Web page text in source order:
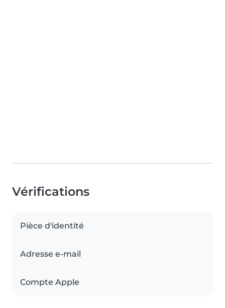
Vérifications
Pièce d'identité
Adresse e-mail
Compte Apple